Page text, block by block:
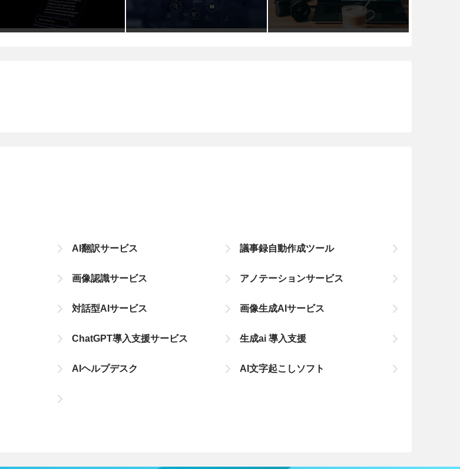
AI翻訳サービス 議事録自動作成ツール
画像認識サービス アノテーションサービス
対話型AIサービス 画像生成AIサービス
ChatGPT導入支援サービス 生成ai 導入支援
AIヘルプデスク AI文字起こしソフト